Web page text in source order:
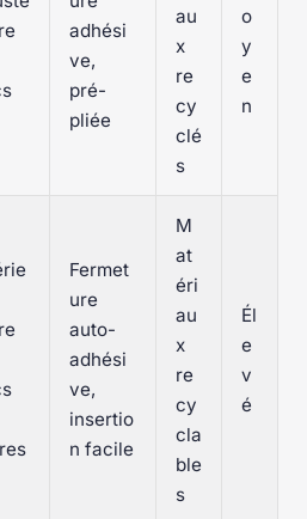
adhési
ve,
pré-
pliée
au
x
re
cy
clé
s
o
y
e
n
Fermet
ure
auto-
adhési
ve,
insertio
n facile
M
at
éri
au
x
re
cy
cla
ble
s
Él
e
v
é